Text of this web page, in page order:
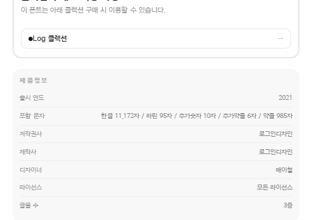
이 폰트는 아래 콜렉션 구매 시 이용할 수 있습니다.
Log 콜렉션 →
제품정보
출시 연도 2021
포함 문자 한글 11,172자 / 라틴 95자 / 추가숫자 10자 / 추가약물 6자 / 약물 985자
저작권사 로그인디자인
제작사 로그인디자인
디자이너 배이철
라이선스 모든 라이선스
글꼴 수 3종